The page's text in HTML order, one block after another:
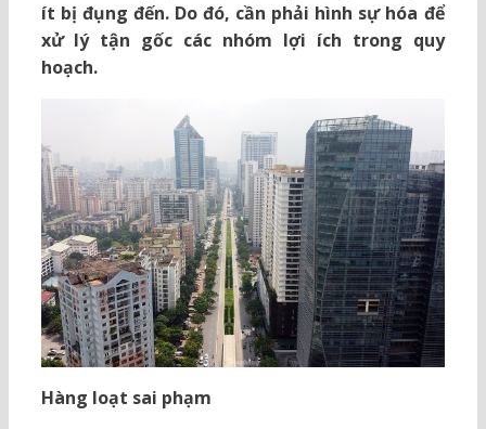
ít bị đụng đến. Do đó, cần phải hình sự hóa để
xử lý tận gốc các nhóm lợi ích trong quy
hoạch.
Hàng loạt sai phạm